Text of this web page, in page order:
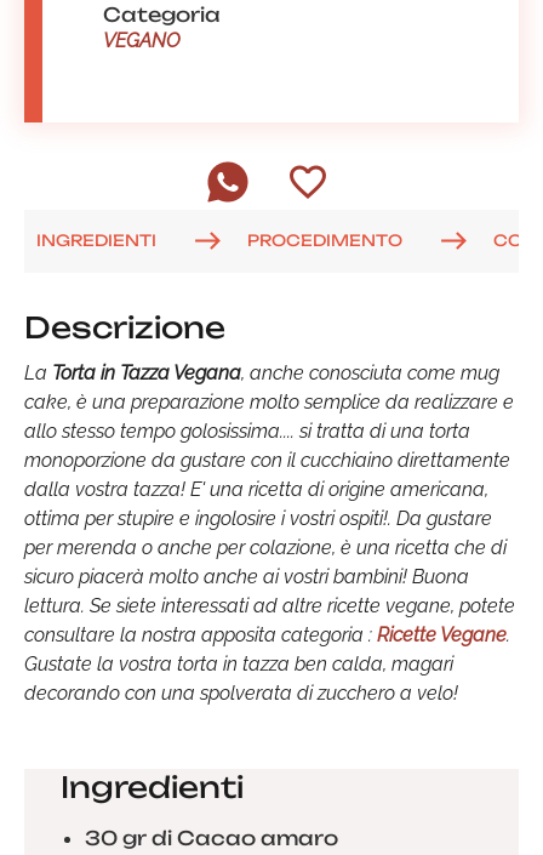
Categoria
VEGANO
INGREDIENTI PROCEDIMENTO
Descrizione
La Torta in Tazza Vegana, anche conosciuta come mug
cake, è una preparazione molto semplice da realizzare e
allo stesso tempo golosissima.... si tratta di una torta
monoporzione da gustare con il cucchiaino direttamente
dalla vostra tazza! E' una ricetta di origine americana,
ottima per stupire e ingolosire i vostri ospiti!. Da gustare
per merenda o anche per colazione, è una ricetta che di
sicuro piacerà molto anche ai vostri bambini! Buona
lettura. Se siete interessati ad altre ricette vegane, potete
consultare la nostra apposita categoria : Ricette Vegane.
Gustate la vostra torta in tazza ben calda, magari
decorando con una spolverata di zucchero a velo!
Ingredienti
30 gr di Cacao amaro